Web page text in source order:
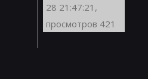
28 21:47:21,
просмотров 421